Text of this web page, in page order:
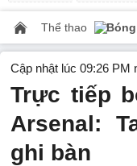
Thể thao
Cập nhật lúc 09:26 PM
Trực tiếp
Arsenal:
ghi bàn